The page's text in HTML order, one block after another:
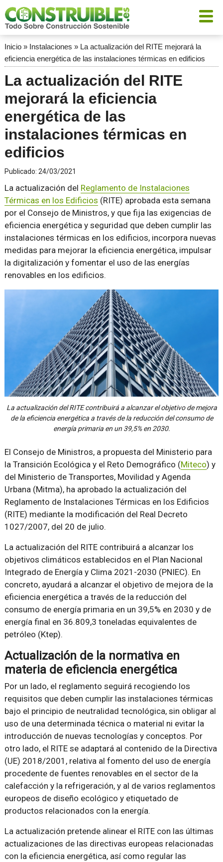
Inicio» Instalaciones » La actualización del RITE mejorará la
eficiencia energética de las instalaciones térmicas en edificios
La actualización del RITE
mejorará la eficiencia
energética de las
instalaciones térmicas en
edificios
Publicado: 24/03/2021
La actualización del Reglamento de Instalaciones
Térmicas en los Edificios (RITE) aprobada esta semana
por el Consejo de Ministros, y que fija las exigencias de
eficiencia energética y seguridad que deben cumplir las
instalaciones térmicas en los edificios, incorpora nuevas
medidas para mejorar la eficiencia energética, impulsar
la digitalización y fomentar el uso de las energías
renovables en los edificios.
La actualización del RITE contribuirá a alcanzar el objetivo de mejora
de la eficiencia energética a través de la reducción del consumo de
energía primaria en un 39,5% en 2030.
El Consejo de Ministros, a propuesta del Ministerio para
la Transición Ecológica y el Reto Demográfico (Miteco) y
del Ministerio de Transportes, Movilidad y Agenda
Urbana (Mitma), ha aprobado la actualización del
Reglamento de Instalaciones Térmicas en los Edificios
(RITE) mediante la modificación del Real Decreto
1027/2007, del 20 de julio.
La actualización del RITE contribuirá a alcanzar los
objetivos climáticos establecidos en el Plan Nacional
Integrado de Energía y Clima 2021-2030 (PNIEC). En
concreto, ayudará a alcanzar el objetivo de mejora de la
eficiencia energética a través de la reducción del
consumo de energía primaria en un 39,5% en 2030 y de
energía final en 36.809,3 toneladas equivalentes de
petróleo (Ktep).
Actualización de la normativa en
materia de eficiencia energética
Por un lado, el reglamento seguirá recogiendo los
requisitos que deben cumplir las instalaciones térmicas
bajo el principio de neutralidad tecnológica, sin obligar al
uso de una determinada técnica o material ni evitar la
introducción de nuevas tecnologías y conceptos. Por
otro lado, el RITE se adaptará al contenido de la Directiva
(UE) 2018/2001, relativa al fomento del uso de energía
procedente de fuentes renovables en el sector de la
calefacción y la refrigeración, y al de varios reglamentos
europeos de diseño ecológico y etiquetado de
productos relacionados con la energía.
La actualización pretende alinear el RITE con las últimas
actualizaciones de las directivas europeas relacionadas
con la eficiencia energética, así como regular las